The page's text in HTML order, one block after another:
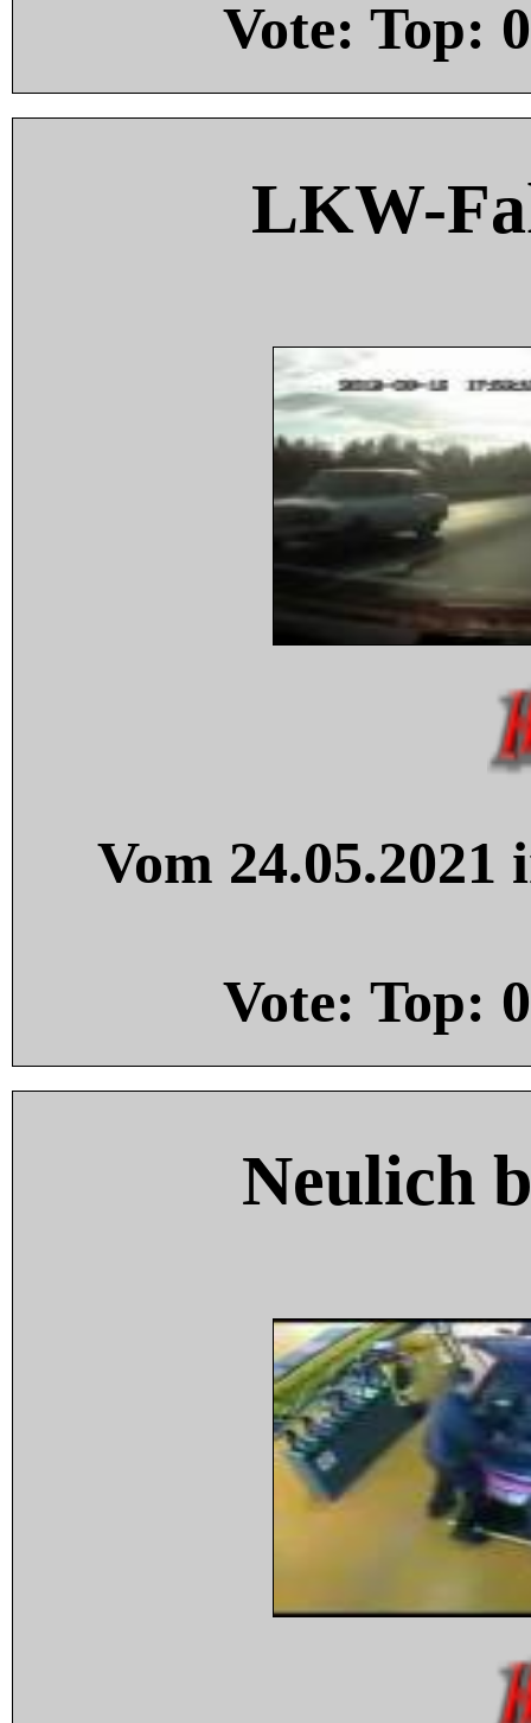
Vote: Top: 0
LKW-
Vom
Vote: Top: 0
Neulich